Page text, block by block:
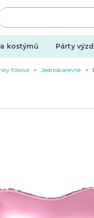
kostýmů Párty
Svatby
fóliové Jednobarevné